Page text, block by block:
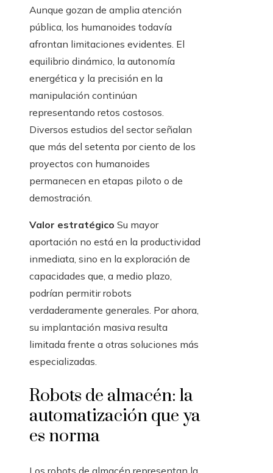
Aunque gozan de amplia atención
pública, los humanoides todavía
afrontan limitaciones evidentes. El
equilibrio dinámico, la autonomía
energética y la precisión en la
manipulación continúan
representando retos costosos.
Diversos estudios del sector señalan
que más del setenta por ciento de los
proyectos con humanoides
permanecen en etapas piloto o de
demostración.
Valor estratégico Su mayor
aportación no está en la productividad
inmediata, sino en la exploración de
capacidades que, a medio plazo,
podrían permitir robots
verdaderamente generales. Por ahora,
su implantación masiva resulta
limitada frente a otras soluciones más
especializadas.
Robots de almacén: la
automatización que ya
es norma